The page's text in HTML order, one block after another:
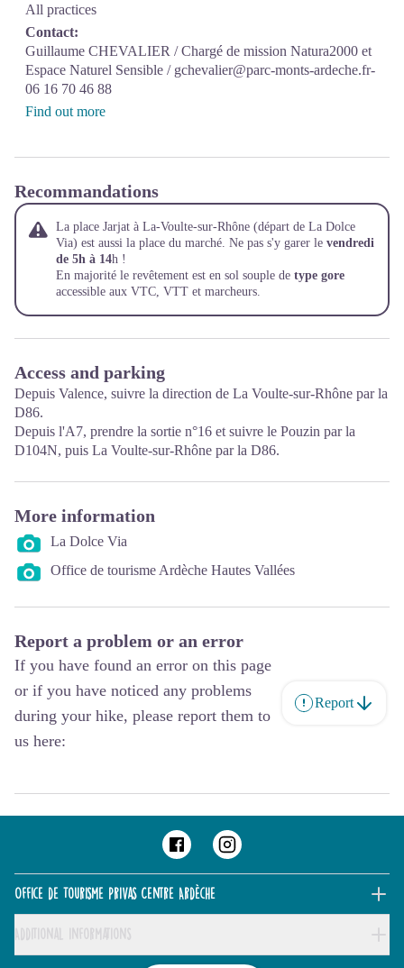
All practices
Contact:
Guillaume CHEVALIER / Chargé de mission Natura2000 et
Espace Naturel Sensible / gchevalier@parc-monts-ardeche.fr-
06 16 70 46 88
Find out more
Recommandations
La place Jarjat à La-Voulte-sur-Rhône (départ de La Dolce
Via) est aussi la place du marché. Ne pas s'y garer le vendredi
de 5h à 14h !
En majorité le revêtement est en sol souple de type gore
accessible aux VTC, VTT et marcheurs.
Access and parking
Depuis Valence, suivre la direction de La Voulte-sur-Rhône par la
D86.
Depuis l'A7, prendre la sortie n°16 et suivre le Pouzin par la
D104N, puis La Voulte-sur-Rhône par la D86.
More information
La Dolce Via
Office de tourisme Ardèche Hautes Vallées
Report a problem or an error
If you have found an error on this page
or if you have noticed any problems
during your hike, please report them to
us here:
Report
Office de Tourisme Privas Centre Ardèche
Additional informations